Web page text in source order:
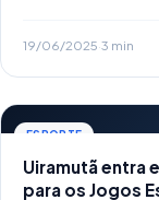
19/06/2025·3 min
ESPORTE
Uiramutã entra
para os Jogos